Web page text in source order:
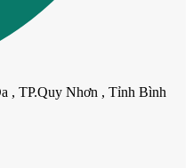
, TP.Quy Nhơn , Tỉnh Bình